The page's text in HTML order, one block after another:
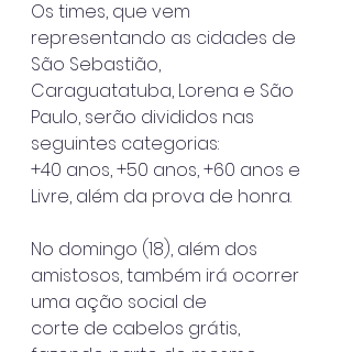
Os times, que vem
representando as cidades de
São Sebastião,
Caraguatatuba, Lorena e São
Paulo, serão divididos nas
seguintes categorias:
+40 anos, +50 anos, +60 anos e
Livre, além da prova de honra.
No domingo (18), além dos
amistosos, também irá ocorrer
uma ação social de
corte de cabelos grátis,